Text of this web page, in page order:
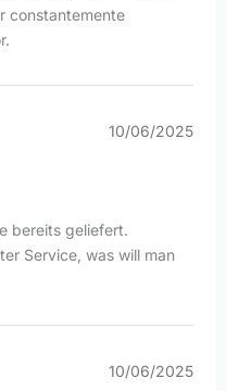
constantemente
10/06/2025
bereits geliefert.
Service, was will man
10/06/2025